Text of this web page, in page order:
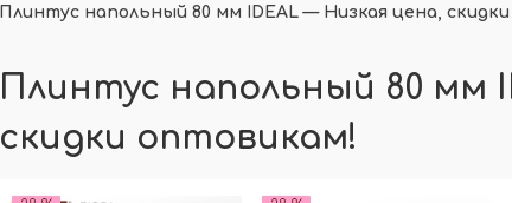
Плинтус напольный 80 мм IDEAL — Низкая цена,
Плинтус напольный 80 мм
скидки оптовикам!